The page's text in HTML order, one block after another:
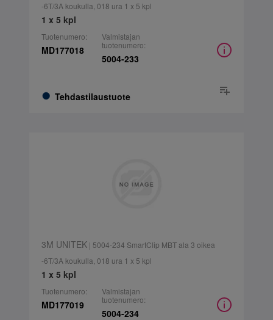
-6T/3A koukulla, 018 ura 1 x 5 kpl
1 x 5 kpl
Tuotenumero:
MD177018
Tehdastilaustuote
Valmistajan
tuotenumero:
5004-233
3M UNITEK| 5004-234 SmartClip MBT ala 3 oikea
-6T/3A koukulla, 018 ura 1 x 5 kpl
1 x 5 kpl
Tuotenumero:
MD177019
Valmistajan
tuotenumero:
5004-234